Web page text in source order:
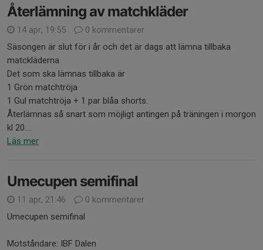
Återlämning av matchkläder
14 apr, 19:55
0 kommentarer
Säsongen är slut för i år och det är dags att lämna tillbaka
matckläderna.
Det som ska lämnas tillbaka är
1 Grön matchtröja
1 Gul matchtröja + 1 par blåa shorts.
Återlämnas så snart som möjligt antingen på träningen i morgon
kl 20....
Läs mer
Umecupen semifinal
11 apr, 21:46
0 kommentarer
Umecupen semifinal
Motståndare: IBF Dalen